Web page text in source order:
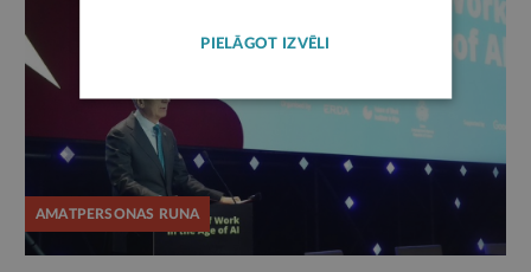
AMATPERSONAS RUNA
PIELĀGOT IZVĒLI